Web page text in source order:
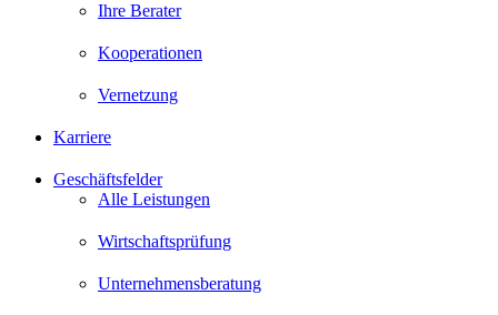
Ihre Berater
Kooperationen
Vernetzung
Karriere
Geschäftsfelder
Alle Leistungen
Wirtschaftsprüfung
Unternehmensberatung